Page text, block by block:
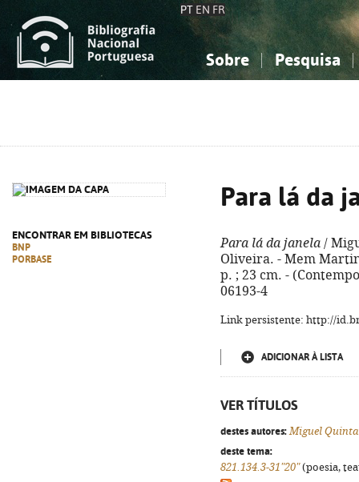
PT EN FR
Sobre Pesquisa
ENCONTRAR EM BIBLIOTECAS
BNP
PORBASE
Para lá da
Para lá da janela /
Oliveira. - Mem
p. ; 23 cm. -
06193-4
Link persistente: http://
ADICIONAR À LISTA
VER TÍTULOS
destes autores: Miguel
deste tema:
821.134.3-31"20"(poesia,